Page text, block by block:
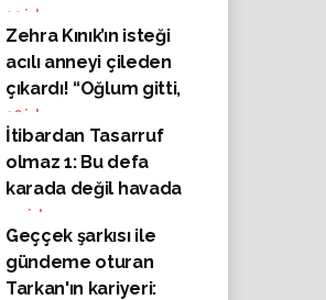
yağdı
39 izlenme
Zehra Kınık’ın isteği
acılı anneyi çileden
çıkardı! “Oğlum gitti,
canı gitti, sen
eğitimini dert
ediyorsun. Bu kadar
vicdansız olamazsın”
36 izlenme
İtibardan Tasarruf
olmaz 1: Bu defa
karada değil havada
konvoy yaptılar
izlenme
Geççek şarkısı ile
gündeme oturan
Tarkan'ın kariyeri: